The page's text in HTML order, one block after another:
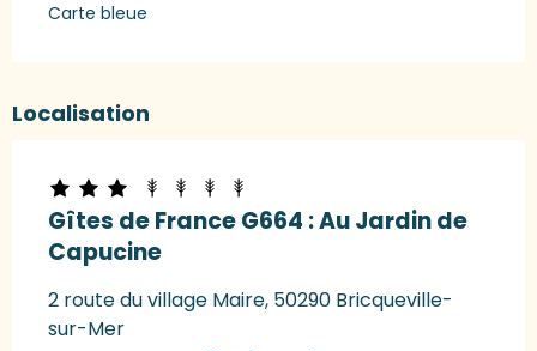
Carte bleue
Localisation
Gîtes de France G664 : Au Jardin de
Capucine
2 route du village Maire, 50290 Bricqueville-
sur-Mer